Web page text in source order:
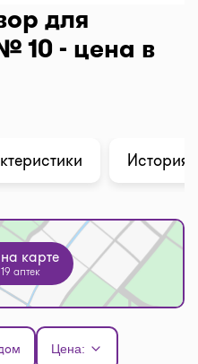
для
10 - цена в
История
карте
аптек
Цена: